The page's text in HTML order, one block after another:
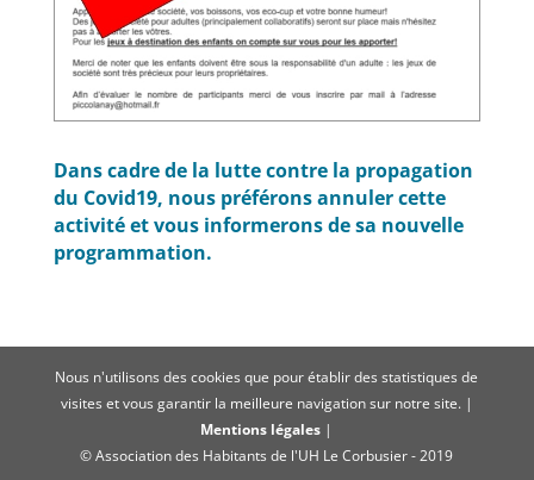
Dans cadre de la lutte contre la propagation
du Covid19, nous préférons annuler cette
activité et vous informerons de sa nouvelle
programmation.
Nous n'utilisons des cookies que pour établir des statistiques de
visites et vous garantir la meilleure navigation sur notre site. |
Mentions légales |
© Association des Habitants de l'UH Le Corbusier - 2019